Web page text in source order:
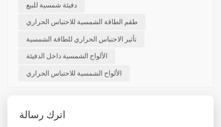
دفيئة شمسية للبيع
طقم الطاقة الشمسية للاحتباس الحراري
تأثير الاحتباس الحراري للطاقة الشمسية
الألواح الشمسية داخل الدفيئة
الألواح الشمسية للاحتباس الحراري
اترك رسالة